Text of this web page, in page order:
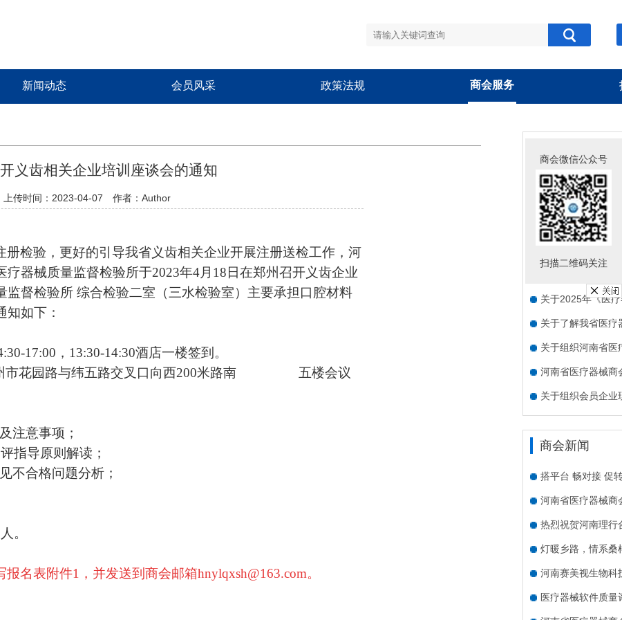
新闻动态 会员风采 政策法规 商会服务
义齿相关企业培训座谈会的通知
上传时间：2023-04-07 作者：Author
册检验，更好的引导我省义齿相关企业开展注册送检工作，河
疗器械质量监督检验所于2023年4月18日在郑州召开义齿企业
监督检验所 综合检验二室（三水检验室）主要承担口腔材料
知如下：
17:00，13:30-14:30酒店一楼签到。
市花园路与纬五路交叉口向西200米路南 五楼会议
注意事项；
指导原则解读；
不合格问题分析；
。
报名表附件1，并发送到商会邮箱hnylqxsh@163.com。
关于组织参加“中
关于组织开展“跨
关于新版《医疗器
关于2025年《医
关于了解我省医疗
关于组织河南省医
河南省医疗器械商
关于组织会员企业
商会新闻
搭平台 畅对接 促
河南省医疗器械商
热烈祝贺河南理行
灯暖乡路，情系桑
河南赛美视生物科
医疗器械软件质
商会微信公众号
扫描二维码关注